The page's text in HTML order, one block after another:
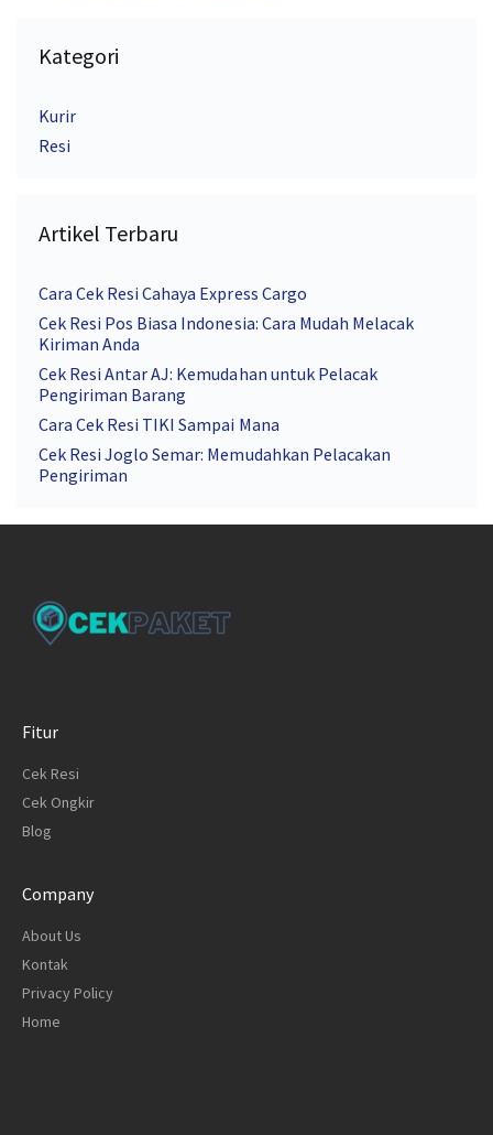
Kategori
Kurir
Resi
Artikel Terbaru
Cara Cek Resi Cahaya Express Cargo
Cek Resi Pos Biasa Indonesia: Cara Mudah Melacak
Kiriman Anda
Cek Resi Antar AJ: Kemudahan untuk Pelacak
Pengiriman Barang
Cara Cek Resi TIKI Sampai Mana
Cek Resi Joglo Semar: Memudahkan Pelacakan
Pengiriman
Fitur
Cek Resi
Cek Ongkir
Blog
Company
About Us
Kontak
Privacy Policy
Home